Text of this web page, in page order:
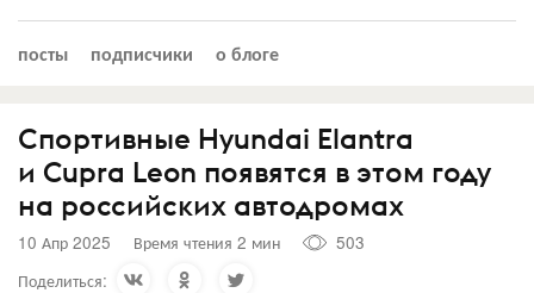
посты подписчики о блоге
Спортивные Hyundai Elantra
и Cupra Leon появятся в этом году
на российских автодромах
10 Апр 2025 Время чтения 2 мин
503
Поделиться: